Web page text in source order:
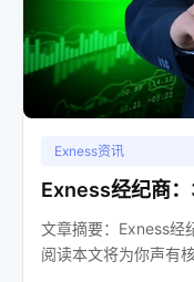
Exness资讯
Exness经纪商
文章摘要：Exness经
阅读本文将为你声有核心知识。 Exness